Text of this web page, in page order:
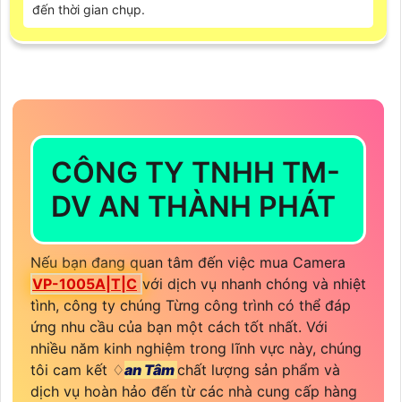
đến thời gian chụp.
CÔNG TY TNHH TM-
DV AN THÀNH PHÁT
Nếu bạn đang quan tâm đến việc mua Camera
VP-1005A|T|C với dịch vụ nhanh chóng và nhiệt
tình, công ty chúng Từng công trình có thể đáp
ứng nhu cầu của bạn một cách tốt nhất. Với
nhiều năm kinh nghiệm trong lĩnh vực này, chúng
tôi cam kết ♢an Tâmchất lượng sản phẩm và
dịch vụ hoàn hảo đến từ các nhà cung cấp hàng